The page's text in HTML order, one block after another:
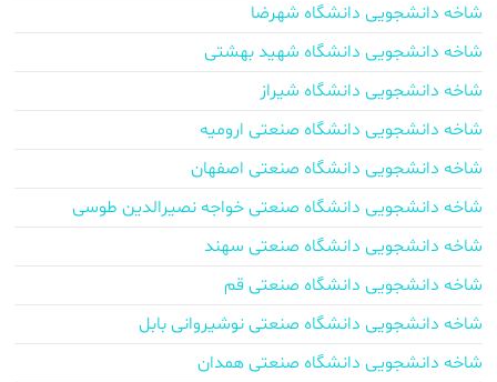
شاخه دانشجویی دانشگاه شهرضا
شاخه دانشجویی دانشگاه شهید بهشتی
شاخه دانشجویی دانشگاه شیراز
شاخه دانشجویی دانشگاه صنعتی ارومیه
شاخه دانشجویی دانشگاه صنعتی اصفهان
شاخه دانشجویی دانشگاه صنعتی خواجه نصیرالدین طوسی
شاخه دانشجویی دانشگاه صنعتی سهند
شاخه دانشجویی دانشگاه صنعتی قم
شاخه دانشجویی دانشگاه صنعتی نوشیروانی بابل
شاخه دانشجویی دانشگاه صنعتی همدان